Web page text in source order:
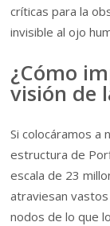
críticas para la
invisible al ojo
¿Cómo
visión de
Si colocáramos a
estructura de
escala de 23
atraviesan
nodos de lo que